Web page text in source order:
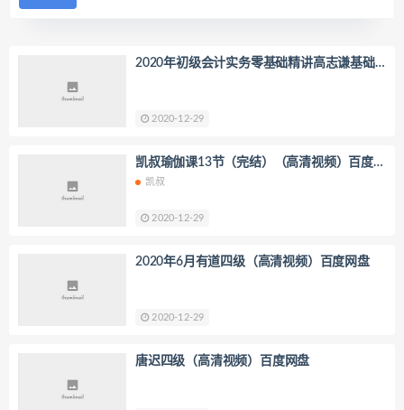
2020年初级会计实务零基础精讲高志谦基础
2020-12-29
凯叔瑜伽课13节（完结）（高清视频）百度网
盘凯叔
2020-12-29
2020年6月有道四级（高清视频）百度网盘
2020-12-29
唐迟四级（高清视频）百度网盘